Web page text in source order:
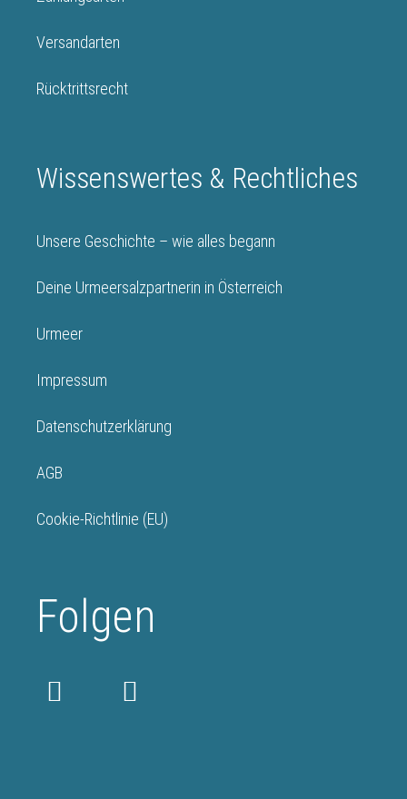
Versandarten
Rücktrittsrecht
Wissenswertes & Rechtliches
Unsere Geschichte – wie alles begann
Deine Urmeersalzpartnerin in Österreich
Urmeer
Impressum
Datenschutzerklärung
AGB
Cookie-Richtlinie (EU)
Folgen